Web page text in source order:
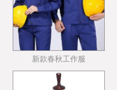
新款春秋工作服